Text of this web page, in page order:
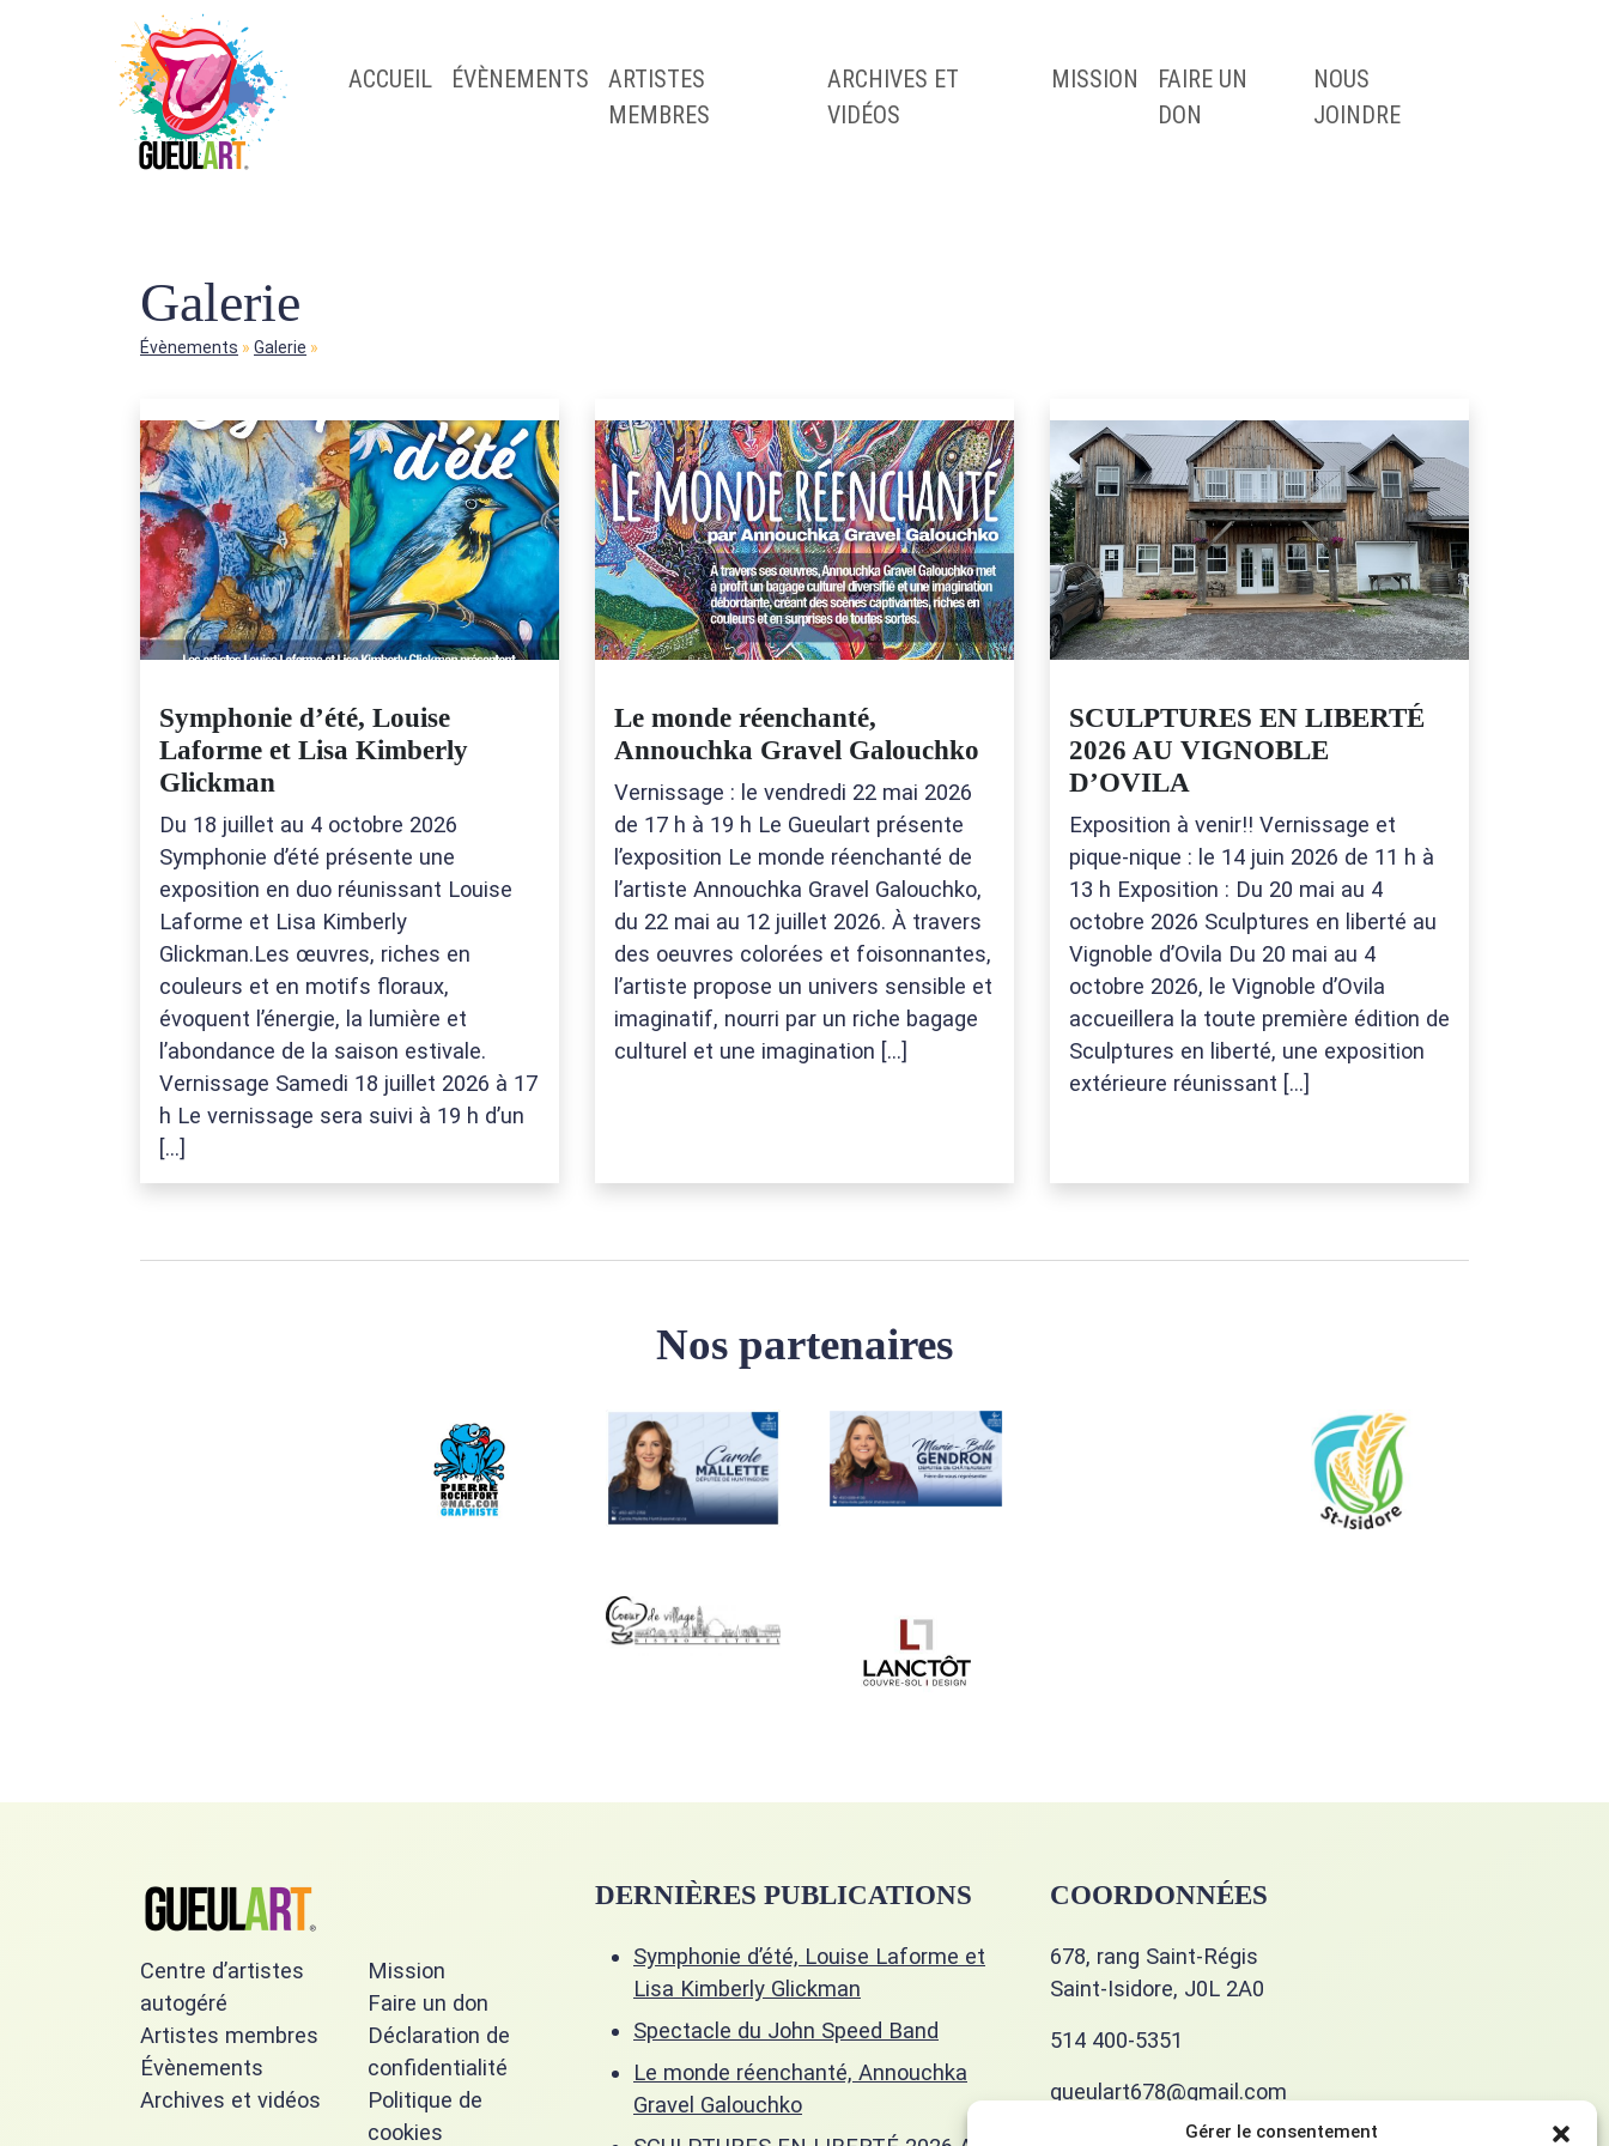
Gérer le consentement
ACCUEIL ÉVÈNEMENTS
ARTISTES
MEMBRES
ARCHIVES ET
VIDÉOS
MISSION
FAIRE UN
DON
NOUS
JOINDRE
Galerie
Évènements » Galerie »
Symphonie d’été, Louise
Laforme et Lisa Kimberly
Glickman
Du 18 juillet au 4 octobre 2026
Symphonie d’été présente une
exposition en duo réunissant Louise
Laforme et Lisa Kimberly
Glickman.Les œuvres, riches en
couleurs et en motifs floraux,
évoquent l’énergie, la lumière et
l’abondance de la saison estivale.
Vernissage Samedi 18 juillet 2026 à 17
h Le vernissage sera suivi à 19 h d’un
[…]
Le monde réenchanté,
Annouchka Gravel Galouchko
Vernissage : le vendredi 22 mai 2026
de 17 h à 19 h Le Gueulart présente
l’exposition Le monde réenchanté de
l’artiste Annouchka Gravel Galouchko,
du 22 mai au 12 juillet 2026. À travers
des oeuvres colorées et foisonnantes,
l’artiste propose un univers sensible et
imaginatif, nourri par un riche bagage
culturel et une imagination […]
SCULPTURES EN LIBERTÉ
2026 AU VIGNOBLE
D’OVILA
Exposition à venir!! Vernissage et
pique-nique : le 14 juin 2026 de 11 h à
13 h Exposition : Du 20 mai au 4
octobre 2026 Sculptures en liberté au
Vignoble d’Ovila Du 20 mai au 4
octobre 2026, le Vignoble d’Ovila
accueillera la toute première édition de
Sculptures en liberté, une exposition
extérieure réunissant […]
Nos partenaires
Centre d’artistes
autogéré
Artistes membres
Évènements
Archives et vidéos
Mission
Faire un don
Déclaration de
confidentialité
Politique de
cookies
DERNIÈRES PUBLICATIONS
Symphonie d’été, Louise Laforme et
Lisa Kimberly Glickman
Spectacle du John Speed Band
Le monde réenchanté, Annouchka
Gravel Galouchko
COORDONNÉES
678, rang Saint-Régis
Saint-Isidore, J0L 2A0
514 400-5351
gueulart678@gmail.com